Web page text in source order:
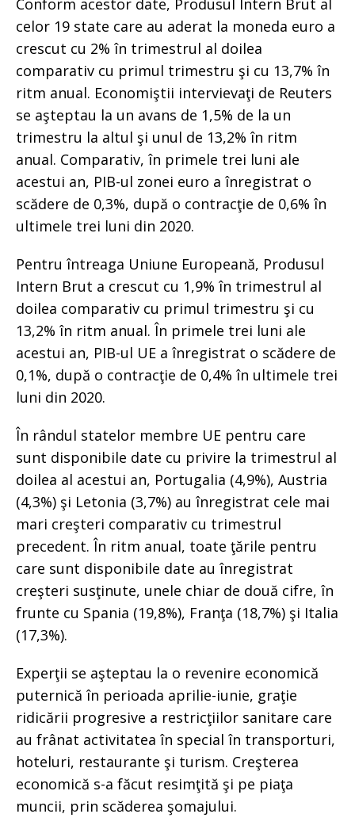
celor 19 state care au aderat la moneda euro a
crescut cu 2% în trimestrul al doilea
comparativ cu primul trimestru şi cu 13,7% în
ritm anual. Economiştii intervievaţi de Reuters
se aşteptau la un avans de 1,5% de la un
trimestru la altul şi unul de 13,2% în ritm
anual. Comparativ, în primele trei luni ale
acestui an, PIB-ul zonei euro a înregistrat o
scădere de 0,3%, după o contracţie de 0,6% în
ultimele trei luni din 2020.
Pentru întreaga Uniune Europeană, Produsul
Intern Brut a crescut cu 1,9% în trimestrul al
doilea comparativ cu primul trimestru şi cu
13,2% în ritm anual. În primele trei luni ale
acestui an, PIB-ul UE a înregistrat o scădere de
0,1%, după o contracţie de 0,4% în ultimele trei
luni din 2020.
În rândul statelor membre UE pentru care
sunt disponibile date cu privire la trimestrul al
doilea al acestui an, Portugalia (4,9%), Austria
(4,3%) şi Letonia (3,7%) au înregistrat cele mai
mari creşteri comparativ cu trimestrul
precedent. În ritm anual, toate ţările pentru
care sunt disponibile date au înregistrat
creşteri susţinute, unele chiar de două cifre, în
frunte cu Spania (19,8%), Franţa (18,7%) şi Italia
(17,3%).
Experţii se aşteptau la o revenire economică
puternică în perioada aprilie-iunie, graţie
ridicării progresive a restricţiilor sanitare care
au frânat activitatea în special în transporturi,
hoteluri, restaurante şi turism. Creşterea
economică s-a făcut resimţită şi pe piaţa
muncii, prin scăderea şomajului.